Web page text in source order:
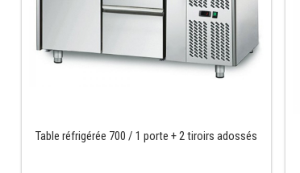
Table réfrigérée 700 / 1 porte + 2 tiroirs adossés